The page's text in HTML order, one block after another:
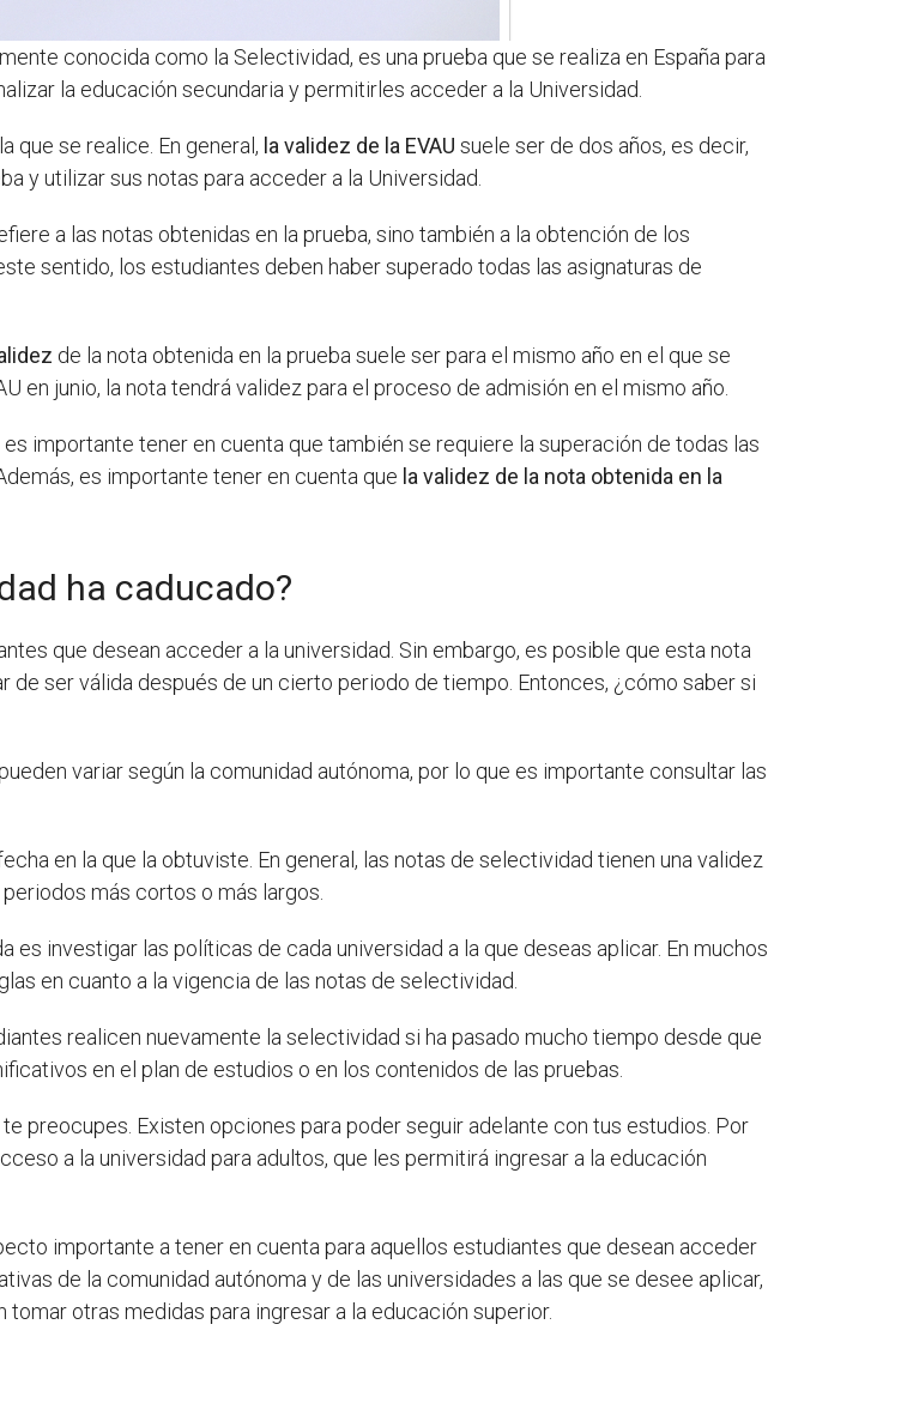
conocida como la Selectividad, es una prueba que se realiza en España para
la educación secundaria y permitirles acceder a la Universidad.
que se realice. En general, la validez de la EVAU suele ser de dos años, es decir,
y utilizar sus notas para acceder a la Universidad.
a las notas obtenidas en la prueba, sino también a la obtención de los
sentido, los estudiantes deben haber superado todas las asignaturas de
de la nota obtenida en la prueba suele ser para el mismo año en el que se
en junio, la nota tendrá validez para el proceso de admisión en el mismo año.
importante tener en cuenta que también se requiere la superación de todas las
es importante tener en cuenta que la validez de la nota obtenida en la
ha caducado?
que desean acceder a la universidad. Sin embargo, es posible que esta nota
de ser válida después de un cierto periodo de tiempo. Entonces, ¿cómo saber si
variar según la comunidad autónoma, por lo que es importante consultar las
en la que la obtuviste. En general, las notas de selectividad tienen una validez
más cortos o más largos.
investigar las políticas de cada universidad a la que deseas aplicar. En muchos
en cuanto a la vigencia de las notas de selectividad.
realicen nuevamente la selectividad si ha pasado mucho tiempo desde que
en el plan de estudios o en los contenidos de las pruebas.
preocupes. Existen opciones para poder seguir adelante con tus estudios. Por
a la universidad para adultos, que les permitirá ingresar a la educación
importante a tener en cuenta para aquellos estudiantes que desean acceder
de la comunidad autónoma y de las universidades a las que se desee aplicar,
otras medidas para ingresar a la educación superior.